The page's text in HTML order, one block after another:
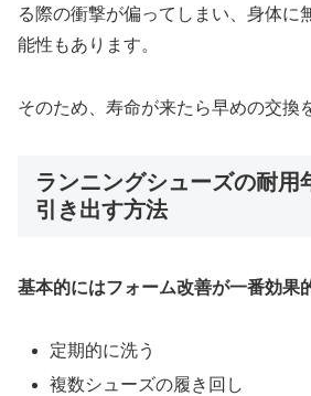
る際の衝撃が偏ってしまい、身体に
能性もあります。
そのため、寿命が来たら早めの交換
ランニングシューズの耐用
引き出す方法
基本的にはフォーム改善が一番効果
定期的に洗う
複数シューズの履き回し